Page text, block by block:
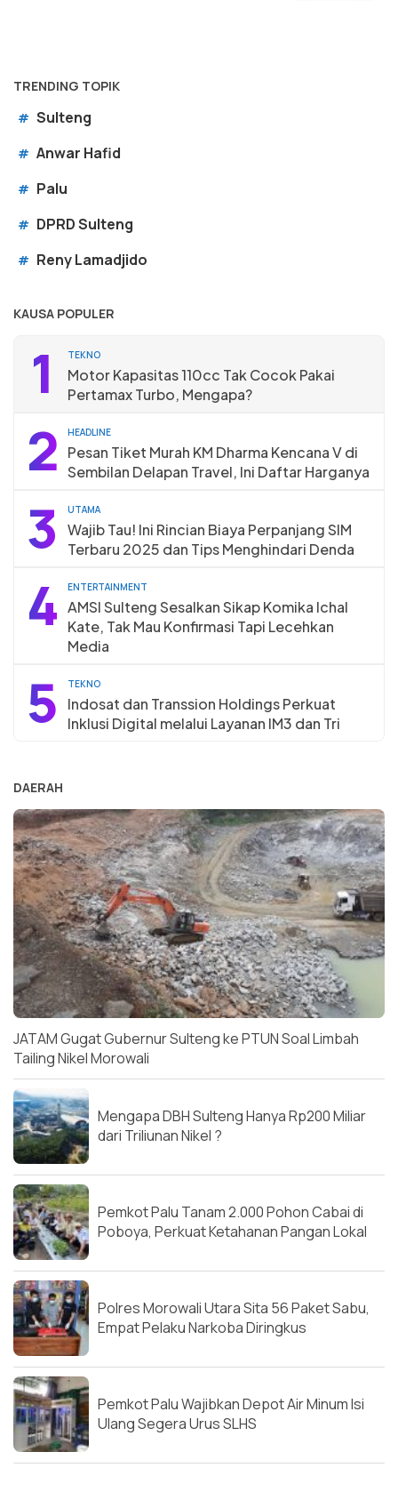
TRENDING TOPIK
# Sulteng
# Anwar Hafid
# Palu
# DPRD Sulteng
# Reny Lamadjido
KAUSA POPULER
1 TEKNO
Motor Kapasitas 110cc Tak Cocok Pakai
Pertamax Turbo, Mengapa?
2 HEADLINE
Pesan Tiket Murah KM Dharma Kencana V di
Sembilan Delapan Travel, Ini Daftar Harganya
3 UTAMA
Wajib Tau! Ini Rincian Biaya Perpanjang SIM
Terbaru 2025 dan Tips Menghindari Denda
4 ENTERTAINMENT
AMSI Sulteng Sesalkan Sikap Komika Ichal
Kate, Tak Mau Konfirmasi Tapi Lecehkan
Media
5 TEKNO
Indosat dan Transsion Holdings Perkuat
Inklusi Digital melalui Layanan IM3 dan Tri
DAERAH
JATAM Gugat Gubernur Sulteng ke PTUN Soal Limbah
Tailing Nikel Morowali
Mengapa DBH Sulteng Hanya Rp200 Miliar
dari Triliunan Nikel ?
Pemkot Palu Tanam 2.000 Pohon Cabai di
Poboya, Perkuat Ketahanan Pangan Lokal
Polres Morowali Utara Sita 56 Paket Sabu,
Empat Pelaku Narkoba Diringkus
Pemkot Palu Wajibkan Depot Air Minum Isi
Ulang Segera Urus SLHS